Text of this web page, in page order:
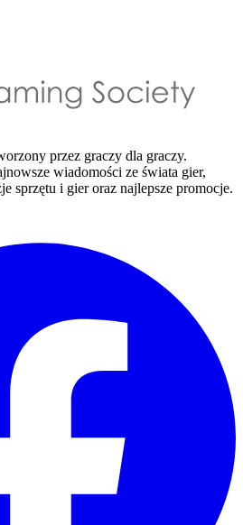
przez graczy dla graczy.
wiadomości ze świata gier,
sprzętu i gier oraz najlepsze promocje.